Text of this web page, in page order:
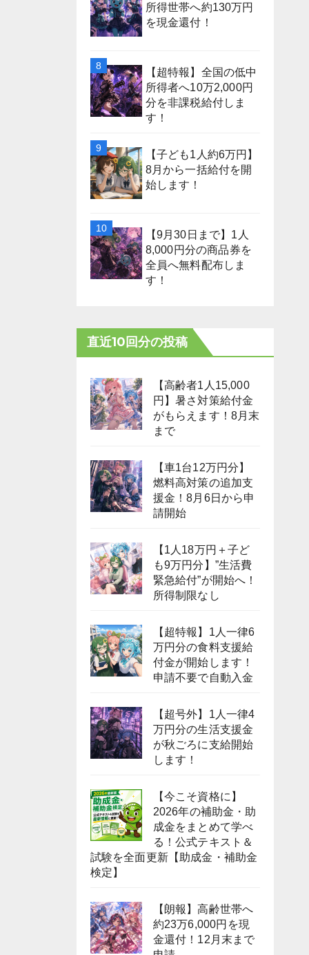
所得世帯へ約130万円
を現金還付！
【超特報】全国の低中
所得者へ10万2,000円
分を非課税給付しま
す！
【子ども1人約6万円】
8月から一括給付を開
始します！
【9月30日まで】1人
8,000円分の商品券を
全員へ無料配布しま
す！
直近10回分の投稿
【高齢者1人15,000
円】暑さ対策給付金
がもらえます！8月末
まで
【車1台12万円分】
燃料高対策の追加支
援金！8月6日から申
請開始
【1人18万円＋子ど
も9万円分】”生活費
緊急給付”が開始へ！
所得制限なし
【超特報】1人一律6
万円分の食料支援給
付金が開始します！
申請不要で自動入金
【超号外】1人一律4
万円分の生活支援金
が秋ごろに支給開始
します！
【今こそ資格に】
2026年の補助金・助
成金をまとめて学べ
る！公式テキスト＆
試験を全面更新【助成金・補助金
検定】
【朗報】高齢世帯へ
約23万6,000円を現
金還付！12月末まで